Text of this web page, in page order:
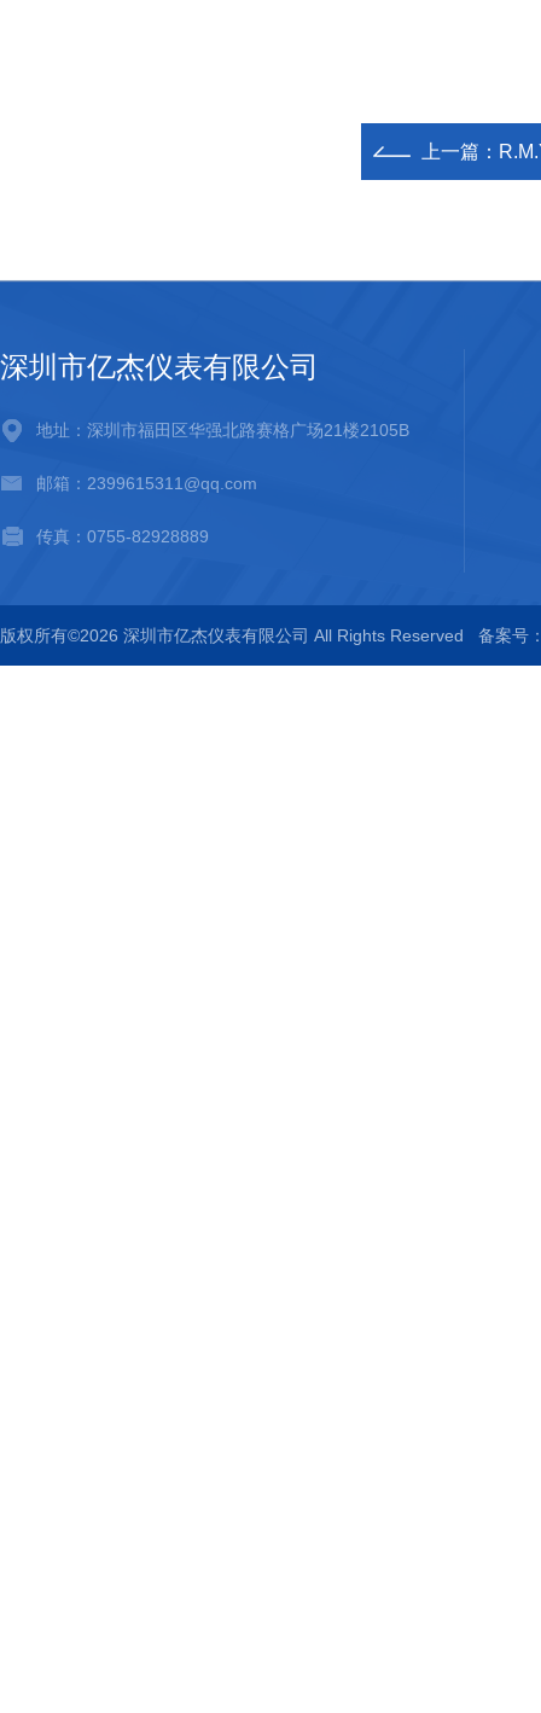
上一篇：
深圳市亿杰仪表有限公司
地址：深圳市福田区华强北路赛格广场21楼2105B
邮箱：2399615311@qq.com
传真：0755-82928889
版权所有©2026 深圳市亿杰仪表有限公司 All Rights Reserved 备案号